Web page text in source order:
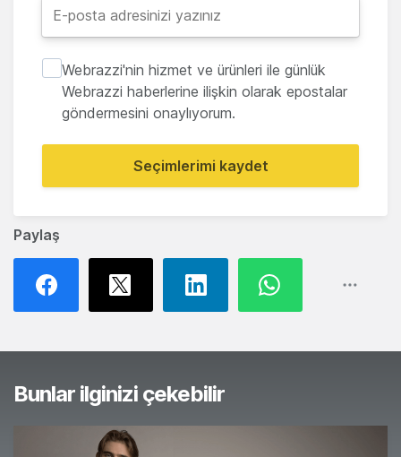
Paylaş
Webrazzi'nin hizmet ve ürünleri ile günlük
Webrazzi haberlerine ilişkin olarak epostalar
göndermesini onaylıyorum.
Seçimlerimi kaydet
Bunlar ilginizi çekebilir